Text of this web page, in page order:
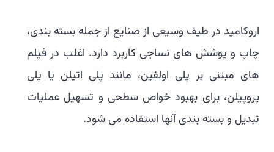
اروکامید در طیف وسیعی از صنایع از جمله بسته بندی،
چاپ و پوشش های نساجی کاربرد دارد. اغلب در فیلم
های مبتنی بر پلی اولفین، مانند پلی اتیلن یا پلی
پروپیلن، برای بهبود خواص سطحی و تسهیل عملیات
تبدیل و بسته بندی آنها استفاده می شود.